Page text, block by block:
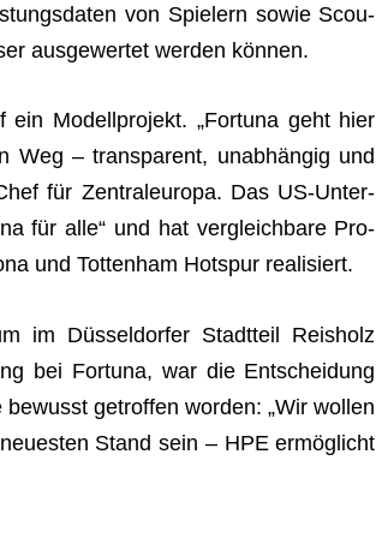
von Spie­lern sowie Scou­
aus­ge­wer­tet wer­den können.
Modell­pro­jekt. „For­tuna geht hier
Weg – trans­pa­rent, unab­hän­gig und
für Zen­tral­eu­ropa. Das US-Unter­
für alle“ und hat ver­gleich­bare Pro­
und Tot­ten­ham Hot­spur realisiert.
im Düs­sel­dor­fer Stadt­teil Reis­holz
bei For­tuna, war die Ent­schei­dung
getrof­fen wor­den: „Wir wol­len
Stand sein – HPE ermög­licht